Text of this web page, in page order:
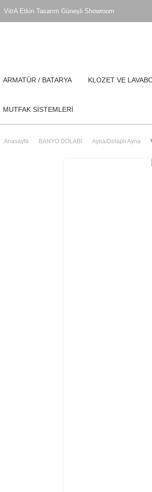
VitrA Etkin Tasarım Güneşli Showroom
ARMATÜR / BATARYA KLOZET VE
MUTFAK SİSTEMLERİ
Anasayfa BANYO DOLABI Ayna/Dolaplı Ayna